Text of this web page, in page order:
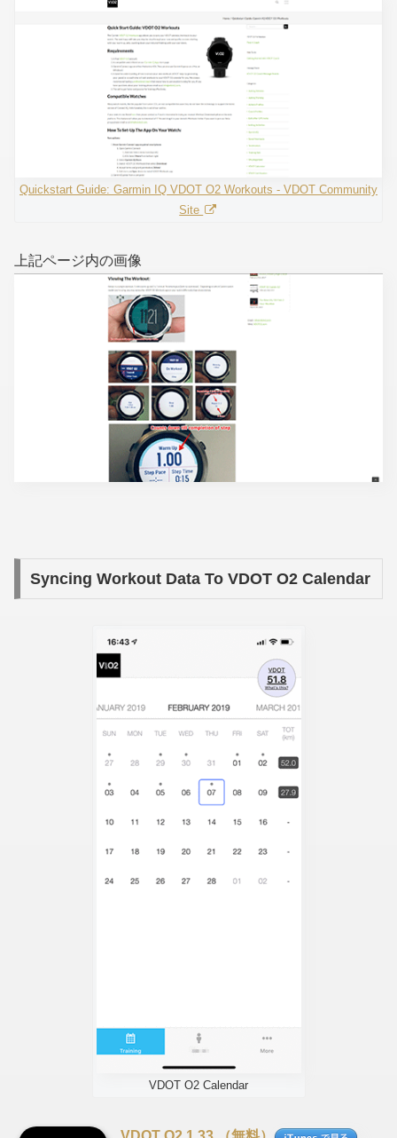
Quickstart Guide: Garmin IQ VDOT O2 Workouts - VDOT Community
Site
上記ページ内の画像
Syncing Workout Data To VDOT O2 Calendar
VDOT O2 Calendar